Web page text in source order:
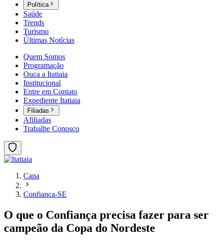
Política
Saúde
Trends
Turismo
Últimas Notícias
Quem Somos
Programação
Ouça a Itatiaia
Institucional
Entre em Contato
Expediente Itatiaia
Filiadas
Afiliadas
Trabalhe Conosco
Capa
Confiança-SE
O que o Confiança precisa fazer para ser
campeão da Copa do Nordeste